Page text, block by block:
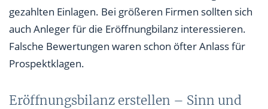
gezahlten Einlagen. Bei größeren Firmen sollten sich
auch Anleger für die Eröffnungbilanz interessieren.
Falsche Bewertungen waren schon öfter Anlass für
Prospektklagen.
Eröffnungsbilanz erstellen – Sinn und